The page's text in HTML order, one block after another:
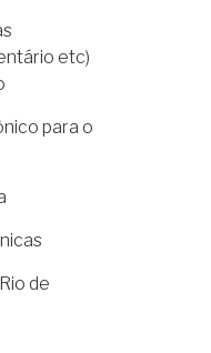
etc)
para o
de